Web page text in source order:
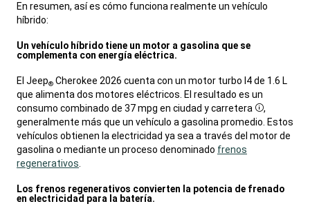
En resumen, así es cómo funciona realmente un vehículo
híbrido:
Un vehículo híbrido tiene un motor a gasolina que se
complementa con energía eléctrica.
El Jeep® Cherokee 2026 cuenta con un motor turbo I4 de 1.6 L
que alimenta dos motores eléctricos. El resultado es un
consumo combinado de 37 mpg en ciudad y carretera Disclosure
,
generalmente más que un vehículo a gasolina promedio. Estos
vehículos obtienen la electricidad ya sea a través del motor de
gasolina o mediante un proceso denominado frenos
regenerativos.
Los frenos regenerativos convierten la potencia de frenado
en electricidad para la batería.